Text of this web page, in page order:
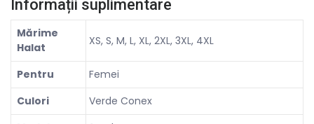
Informații suplimentare
Mărime
Halat
XS, S, M, L, XL, 2XL, 3XL, 4XL
Pentru
Femei
Culori
Verde Conex